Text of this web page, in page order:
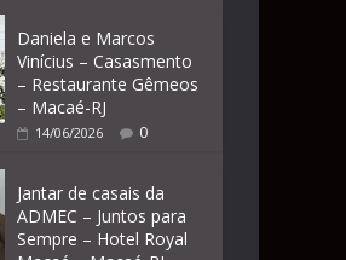
Daniela e Marcos
Vinícius – Casasmento
– Restaurante Gêmeos
– Macaé-RJ
14/06/2026 0
Jantar de casais da
ADMEC – Juntos para
Sempre – Hotel Royal